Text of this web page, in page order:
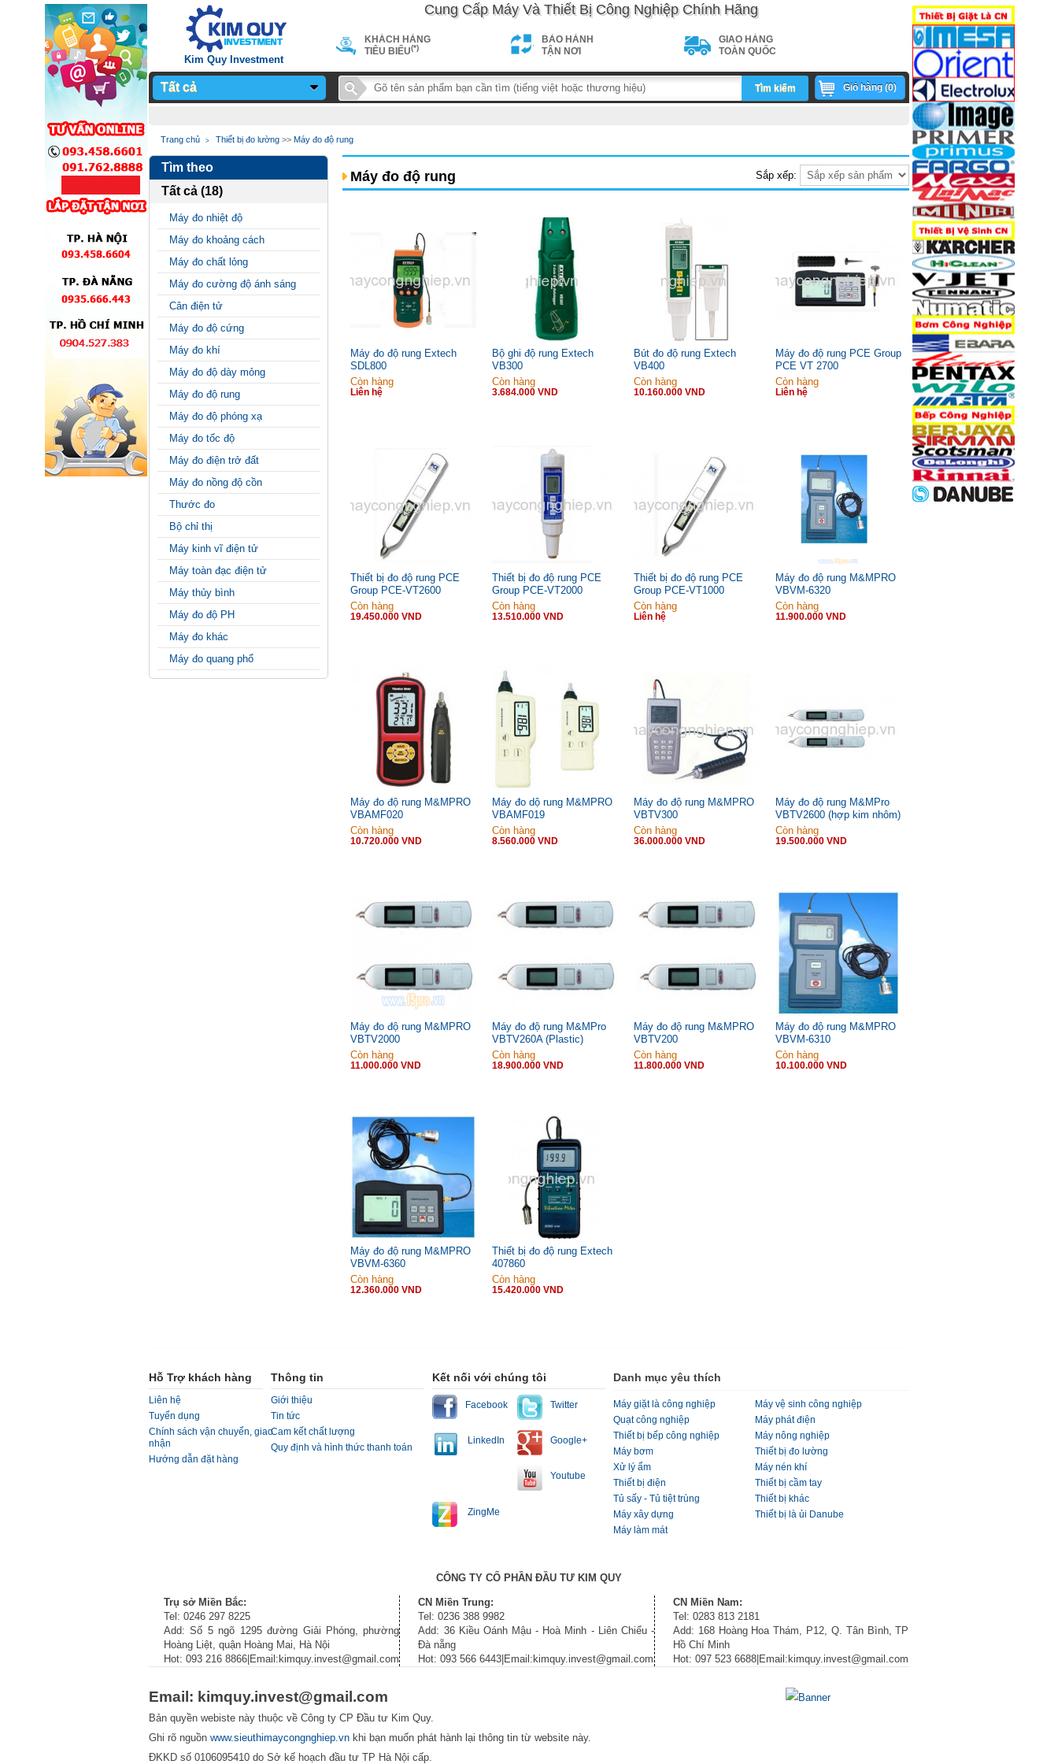
Cung Cấp Máy Và Thiết Bị Công Nghiệp Chính Hãng
Kim Quy Investment
KHÁCH HÀNG
TIÊU BIỂU(*)
BẢO HÀNH
TẬN NƠI
GIAO HÀNG
TOÀN QUỐC
Tất cả Giỏ hàng (0)
Tìm kiếm
Notice : Undefined
variable: page_title in
/home/sieuthimay/domains/sieuthimaycongnghiep.vn/public_html/template_cache/product_list.e4b5e579f96e2fef2b38c36c1be17cc8.php
on line 24
Trang chủ Thiết bị đo lường >> Máy đo độ rung
Tìm theo
Tất cả (18)
Máy đo nhiệt độ
Máy đo khoảng cách
Máy đo chất lỏng
Máy đo cường độ ánh sáng
Cân điện tử
Máy đo độ cứng
Máy đo khí
Máy đo độ dày mỏng
Máy đo độ rung
Máy đo độ phóng xạ
Máy đo tốc độ
Máy đo điện trở đất
Máy đo nồng độ cồn
Thước đo
Bộ chỉ thị
Máy kinh vĩ điện tử
Máy toàn đạc điện tử
Máy thủy bình
Máy đo độ PH
Máy đo khác
Máy đo quang phổ
Máy đo độ rung Sắp xếp:
Máy đo độ rung Extech
SDL800
Còn hàng
Liên hệ
Bộ ghi độ rung Extech
VB300
Còn hàng
3.684.000 VND
Bút đo độ rung Extech
VB400
Còn hàng
10.160.000 VND
Máy đo độ rung PCE Group
PCE VT 2700
Còn hàng
Liên hệ
Thiết bị đo độ rung PCE
Group PCE-VT2600
Còn hàng
19.450.000 VND
Thiết bị đo độ rung PCE
Group PCE-VT2000
Còn hàng
13.510.000 VND
Thiết bị đo độ rung PCE
Group PCE-VT1000
Còn hàng
Liên hệ
Máy đo độ rung M&MPRO
VBVM-6320
Còn hàng
11.900.000 VND
Máy đo độ rung M&MPRO
VBAMF020
Còn hàng
10.720.000 VND
Máy đo dộ rung M&MPRO
VBAMF019
Còn hàng
8.560.000 VND
Máy đo độ rung M&MPRO
VBTV300
Còn hàng
36.000.000 VND
Máy đo độ rung M&MPro
VBTV2600 (hợp kim nhôm)
Còn hàng
19.500.000 VND
Máy đo độ rung M&MPRO
VBTV2000
Còn hàng
11.000.000 VND
Máy đo độ rung M&MPro
VBTV260A (Plastic)
Còn hàng
18.900.000 VND
Máy đo độ rung M&MPRO
VBTV200
Còn hàng
11.800.000 VND
Máy đo độ rung M&MPRO
VBVM-6310
Còn hàng
10.100.000 VND
Máy đo độ rung M&MPRO
VBVM-6360
Còn hàng
12.360.000 VND
Thiết bị đo độ rung Extech
407860
Còn hàng
15.420.000 VND
Hỗ Trợ khách hàng
Liên hệ
Tuyển dụng
Chính sách vận chuyển, giao
nhận
Hướng dẫn đặt hàng
Thông tin
Giới thiệu
Tin tức
Cam kết chất lượng
Quy định và hình thức thanh toán
Kết nối với chúng tôi
Facebook Twitter
LinkedIn Google+
Youtube
ZingMe
Danh mục yêu thích
Máy giặt là công nghiệp
Máy vệ sinh công nghiệp
Quạt công nghiệp
Máy phát điện
Thiết bị bếp công nghiệp
Máy nông nghiệp
Máy bơm
Thiết bị đo lường
Xử lý ẩm
Máy nén khí
Thiết bị điện
Thiết bị cầm tay
Tủ sấy - Tủ tiệt trùng
Thiết bị khác
Máy xây dựng
Thiết bị là ủi Danube
Máy làm mát
CÔNG TY CỔ PHẦN ĐẦU TƯ KIM QUY
Trụ sở Miền Bắc:
Tel: 0246 297 8225
Add: Số 5 ngõ 1295 đường Giải Phóng, phường
Hoàng Liệt, quận Hoàng Mai, Hà Nội
Hot: 093 216 8866|Email:kimquy.invest@gmail.com
CN Miền Trung:
Tel: 0236 388 9982
Add: 36 Kiều Oánh Mậu - Hoà Minh - Liên Chiểu -
Đà nẵng
Hot: 093 566 6443|Email:kimquy.invest@gmail.com
CN Miền Nam:
Tel: 0283 813 2181
Add: 168 Hoàng Hoa Thám, P12, Q. Tân Bình, TP
Hồ Chí Minh
Hot: 097 523 6688|Email:kimquy.invest@gmail.com
Email: kimquy.invest@gmail.com
Bản quyền webiste này thuộc về Công ty CP Đầu tư Kim Quy.
Ghi rõ nguồn www.sieuthimaycongnghiep.vn khi bạn muốn phát hành lại thông tin từ website này.
ĐKKD số 0106095410 do Sở kế hoạch đầu tư TP Hà Nội cấp.